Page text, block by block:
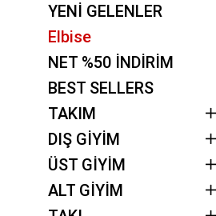
YENİ GELENLER
Elbise
NET %50 İNDİRİM
BEST SELLERS
TAKIM
DIŞ GİYİM
ÜST GİYİM
ALT GİYİM